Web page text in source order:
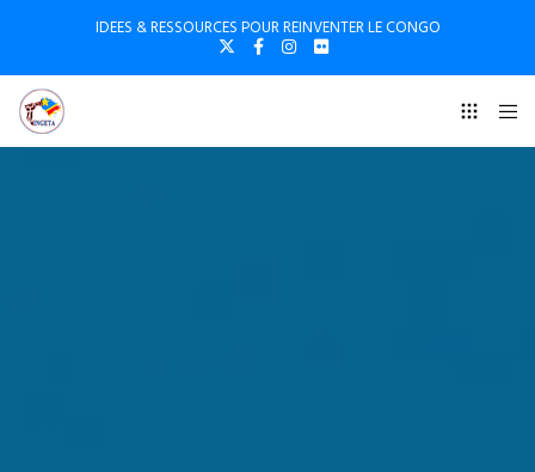
IDEES & RESSOURCES POUR REINVENTER LE CONGO